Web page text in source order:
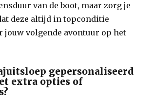
van de boot, maar zorg je
deze altijd in topconditie
jouw volgende avontuur op het
gepersonaliseerd
extra opties of